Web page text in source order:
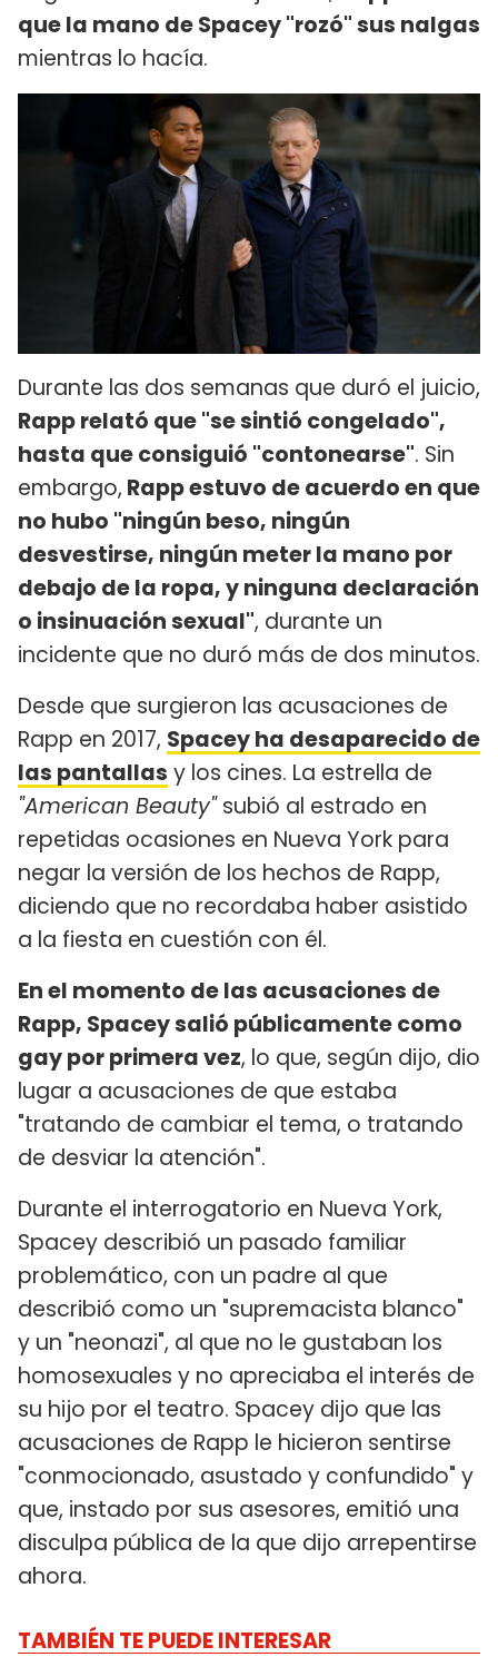
que la mano de Spacey "rozó" sus nalgas
mientras lo hacía.
Durante las dos semanas que duró el juicio,
Rapp relató que "se sintió congelado",
hasta que consiguió "contonearse". Sin
embargo, Rapp estuvo de acuerdo en que
no hubo "ningún beso, ningún
desvestirse, ningún meter la mano por
debajo de la ropa, y ninguna declaración
o insinuación sexual", durante un
incidente que no duró más de dos minutos.
Desde que surgieron las acusaciones de
Rapp en 2017, Spacey ha desaparecido de
las pantallas y los cines. La estrella de
"American Beauty"subió al estrado en
repetidas ocasiones en Nueva York para
negar la versión de los hechos de Rapp,
diciendo que no recordaba haber asistido
a la fiesta en cuestión con él.
En el momento de las acusaciones de
Rapp, Spacey salió públicamente como
gay por primera vez, lo que, según dijo, dio
lugar a acusaciones de que estaba
"tratando de cambiar el tema, o tratando
de desviar la atención".
Durante el interrogatorio en Nueva York,
Spacey describió un pasado familiar
problemático, con un padre al que
describió como un "supremacista blanco"
y un "neonazi", al que no le gustaban los
homosexuales y no apreciaba el interés de
su hijo por el teatro. Spacey dijo que las
acusaciones de Rapp le hicieron sentirse
"conmocionado, asustado y confundido" y
que, instado por sus asesores, emitió una
disculpa pública de la que dijo arrepentirse
ahora.
TAMBIÉN TE PUEDE INTERESAR